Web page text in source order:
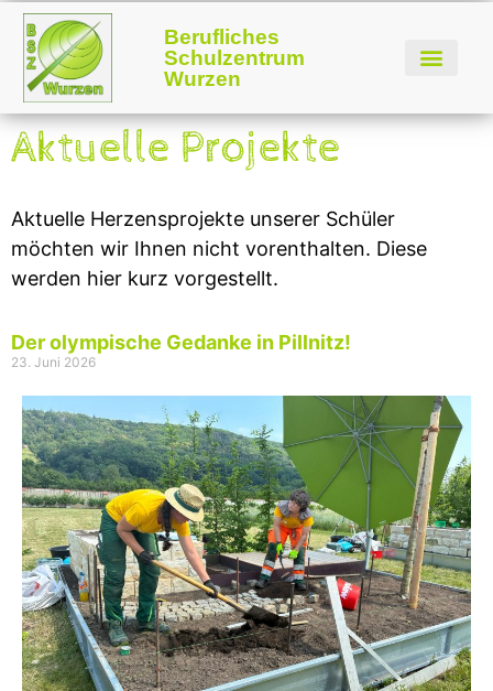
Berufliches
Schulzentrum
Wurzen
Aktuelle Projekte
Aktuelle Herzensprojekte unserer Schüler
möchten wir Ihnen nicht vorenthalten. Diese
werden hier kurz vorgestellt.
Der olympische Gedanke in Pillnitz!
23. Juni 2026